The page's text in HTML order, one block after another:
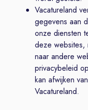
Vacatureland
gegevens aan
onze diensten
deze websites,
naar andere
privacybeleid
kan afwijken
Vacatureland.